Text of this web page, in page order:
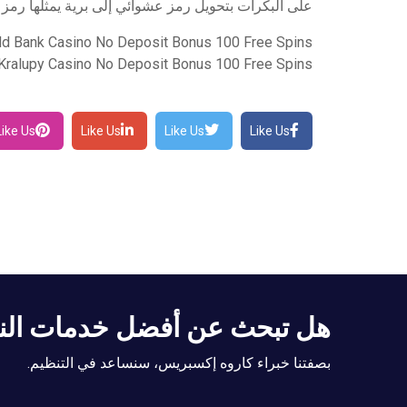
على البكرات بتحويل رمز عشوائي إلى برية يمثلها
Bank Casino No Deposit Bonus 100 Free Spins
Casino No Deposit Bonus 100 Free Spins
Like Us
Like Us
Like Us
Like Us
هل تبحث عن أفضل خدمات
بصفتنا خبراء كاروه إكسبريس، سنساعد في التنظيم.